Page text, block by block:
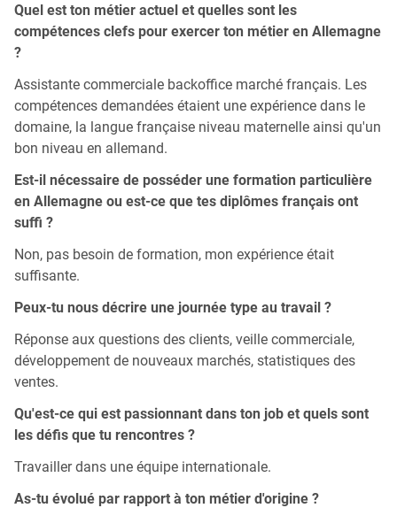
Quel est ton métier actuel et quelles sont les
compétences clefs pour exercer ton métier en Allemagne
?
Assistante commerciale backoffice marché français. Les
compétences demandées étaient une expérience dans le
domaine, la langue française niveau maternelle ainsi qu'un
bon niveau en allemand.
Est-il nécessaire de posséder une formation particulière
en Allemagne ou est-ce que tes diplômes français ont
suffi ?
Non, pas besoin de formation, mon expérience était
suffisante.
Peux-tu nous décrire une journée type au travail ?
Réponse aux questions des clients, veille commerciale,
développement de nouveaux marchés, statistiques des
ventes.
Qu'est-ce qui est passionnant dans ton job et quels sont
les défis que tu rencontres ?
Travailler dans une équipe internationale.
As-tu évolué par rapport à ton métier d'origine ?